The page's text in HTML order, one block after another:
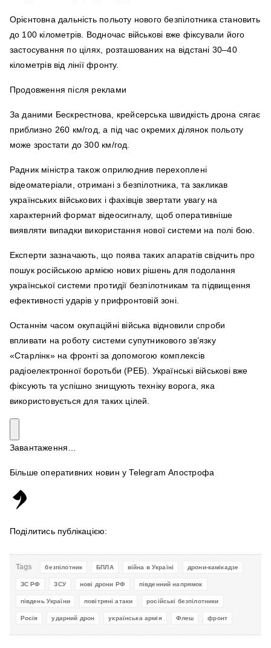
Орієнтовна дальність польоту нового безпілотника становить
до 100 кілометрів. Водночас військові вже фіксували його
застосування по цілях, розташованих на відстані 30–40
кілометрів від лінії фронту.
Продовження після реклами
За даними Бескрестнова, крейсерська швидкість дрона сягає
приблизно 260 км/год, а під час окремих ділянок польоту
може зростати до 300 км/год.
Радник міністра також оприлюднив перехоплені
відеоматеріали, отримані з безпілотника, та закликав
українських військових і фахівців звертати увагу на
характерний формат відеосигналу, щоб оперативніше
виявляти випадки використання нової системи на полі бою.
Експерти зазначають, що поява таких апаратів свідчить про
пошук російською армією нових рішень для подолання
української системи протидії безпілотникам та підвищення
ефективності ударів у прифронтовій зоні.
Останнім часом окупаційні війська відновили спроби
впливати на роботу системи супутникового зв’язку
«Старлінк» на фронті за допомогою комплексів
радіоелектронної боротьби (РЕБ). Українські військові вже
фіксують та успішно знищують техніку ворога, яка
використовується для таких цілей.
Завантаження…
Більше оперативних новин у Telegram Апострофа
Поділитись публікацією:
Tags безпілотник БПЛА війна в Україні дрони-камікадзе
ЗС РФ ЗСУ нові дрони РФ південний напрямок
південь України повітряні атаки російські безпілотники
Росія ударний дрон українська армія Флеш фронт